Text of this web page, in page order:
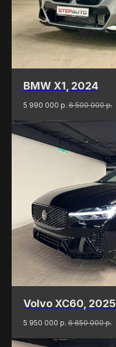
BMW X1, 2024
5 990 000 р. 6 500 000 р.
Volvo XC60, 2025
5 950 000 р. 6 650 000 р.